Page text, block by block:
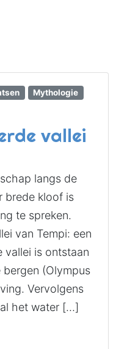
Mythologie
vallei
langs de
brede kloof is
te spreken.
van Tempi: een
vallei is ontstaan
(Olympus
Vervolgens
het water […]